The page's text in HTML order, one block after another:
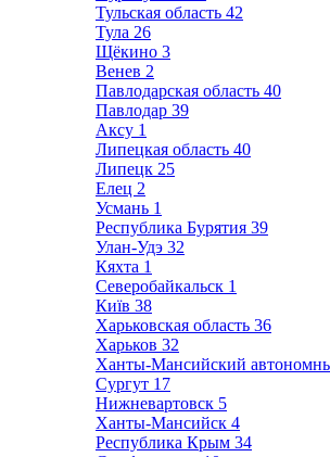
Тульская область 42
Тула 26
Щёкино 3
Венев 2
Павлодарская область 40
Павлодар 39
Аксу 1
Липецкая область 40
Липецк 25
Елец 2
Усмань 1
Республика Бурятия 39
Улан-Удэ 32
Кяхта 1
Северобайкальск 1
Київ 38
Харьковская область 36
Харьков 32
Ханты-Мансийский
Сургут 17
Нижневартовск 5
Ханты-Мансийск 4
Республика Крым 34